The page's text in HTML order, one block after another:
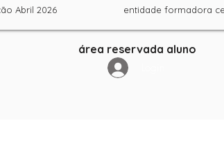
Abril 2026 entidade formadora
área reservada aluno